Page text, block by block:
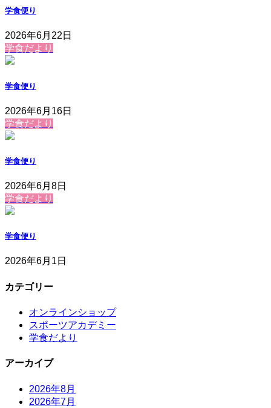
学食便り
2026年6月22日
学食だより
学食便り
2026年6月16日
学食だより
学食便り
2026年6月8日
学食だより
学食便り
2026年6月1日
カテゴリー
オンラインショップ
スポーツアカデミー
学食だより
アーカイブ
2026年8月
2026年7月